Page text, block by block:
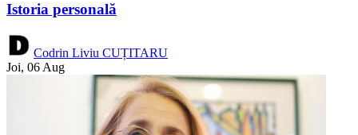
Istoria personală
Codrin Liviu CUȚITARU
Joi, 06 Aug